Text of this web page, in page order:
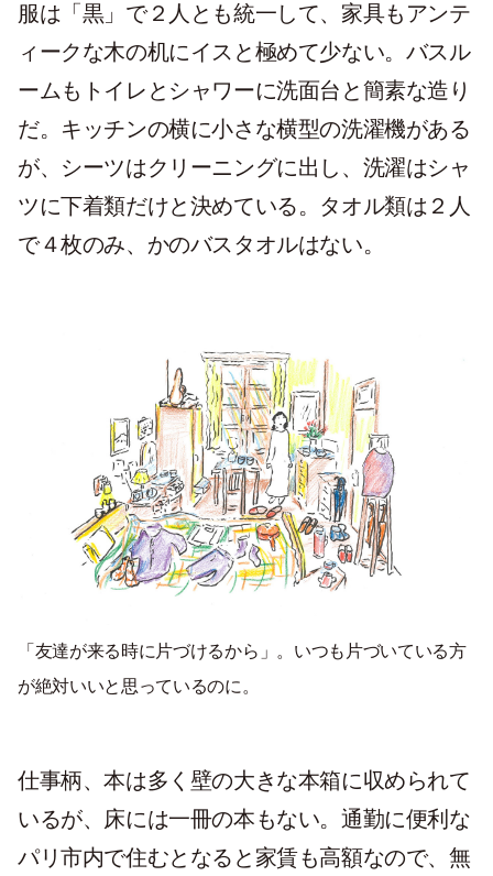
服は「黒」で２人とも統一して、家具もアンテ
ィークな木の机にイスと極めて少ない。バスル
ームもトイレとシャワーに洗面台と簡素な造り
だ。キッチンの横に小さな横型の洗濯機がある
が、シーツはクリーニングに出し、洗濯はシャ
ツに下着類だけと決めている。タオル類は２人
で４枚のみ、かのバスタオルはない。
「友達が来る時に片づけるから」。いつも片づいている方
が絶対いいと思っているのに。
仕事柄、本は多く壁の大きな本箱に収められて
いるが、床には一冊の本もない。通勤に便利な
パリ市内で住むとなると家賃も高額なので、無